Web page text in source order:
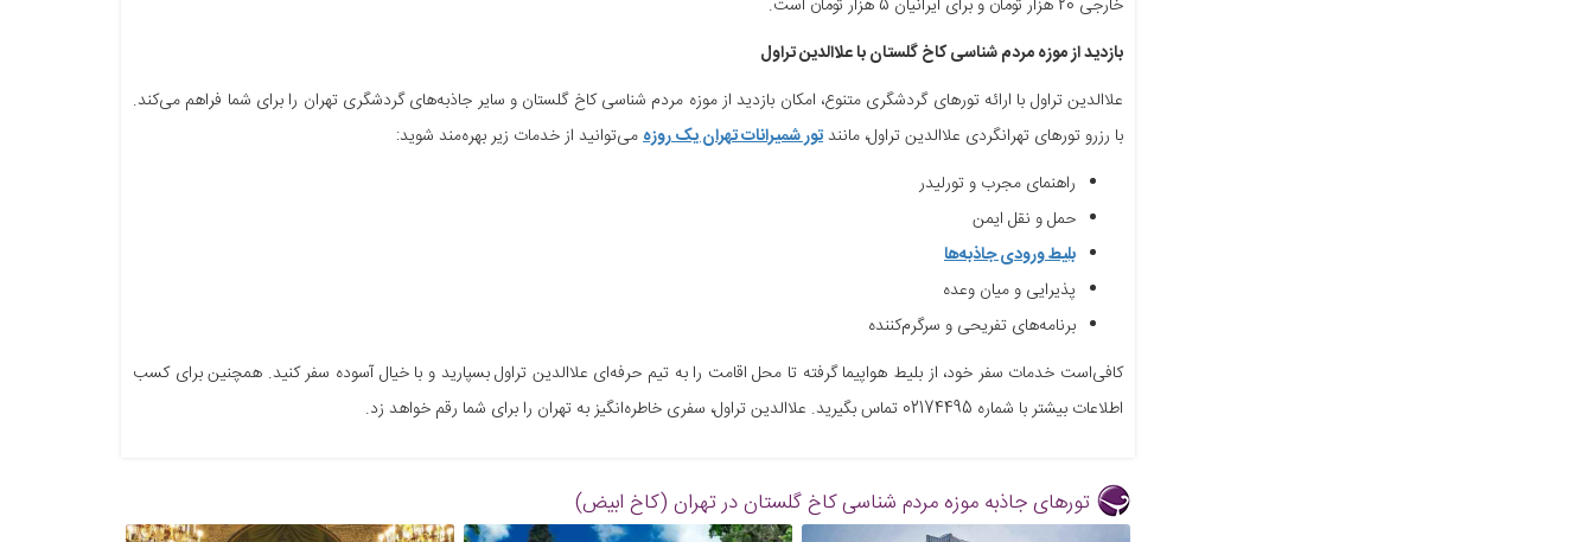
خارجی 20 هزار تومان و برای ایرانیان 5 هزار تومان است.
بازدید از موزه مردم شناسی کاخ گلستان با علاالدین تراول
علاالدین تراول با ارائه تورهای گردشگری متنوع، امکان بازدید از موزه مردم شناسی کاخ گلستان و سایر جاذبه‌های گردشگری تهران را برای شما فراهم می‌کند.
با رزرو تورهای تهرانگردی علاالدین تراول، مانندتور شمیرانات تهران یک روزهمی‌توانید از خدمات زیر بهره‌مند شوید:
راهنمای مجرب و تورلیدر
حمل و نقل ایمن
بلیط ورودی جاذبه‌ها
پذیرایی و میان وعده
برنامه‌های تفریحی و سرگرم‌کننده
کافی‌است خدمات سفر خود، از بلیط هواپیما گرفته تا محل اقامت را به تیم حرفه‌ای علاالدین تراول بسپارید و با خیال آسوده سفر کنید. همچنین برای کسب
اطلاعات بیشتر با شماره 02174495 تماس بگیرید. علاالدین تراول، سفری خاطره‌انگیز به تهران را برای شما رقم خواهد زد.
تورهای جاذبه موزه مردم شناسی کاخ گلستان در تهران (کاخ ابیض)